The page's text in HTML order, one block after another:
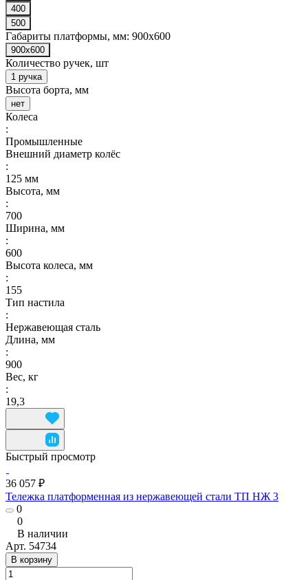
400
500
Габариты платформы, мм: 900x600
900x600
Количество ручек, шт
1 ручка
Высота борта, мм
нет
Колеса
:
Промышленные
Внешний диаметр колёс
:
125 мм
Высота, мм
:
700
Ширина, мм
:
600
Высота колеса, мм
:
155
Тип настила
:
Нержавеющая сталь
Длина, мм
:
900
Вес, кг
:
19,3
Быстрый просмотр
36 057 ₽
Тележка платформенная из нержавеющей стали ТП НЖ 3
0
0
В наличии
Арт. 54734
В корзину